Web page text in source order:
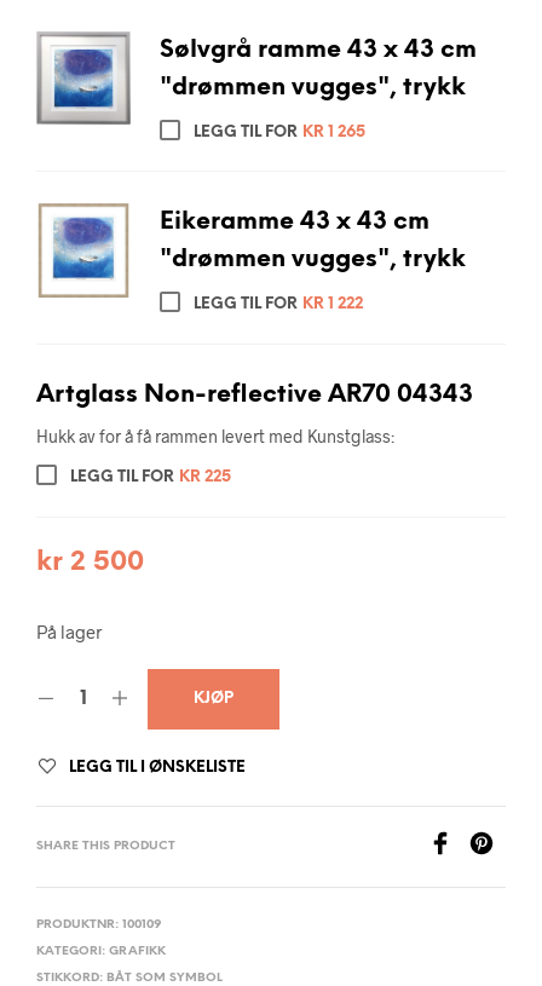
Sølvgrå ramme 43 x 43 cm
"drømmen vugges", trykk
LEGG TIL FOR KR 1 265
Eikeramme 43 x 43 cm
"drømmen vugges", trykk
LEGG TIL FOR KR1 222
Artglass Non-reflective AR70 04343
Hukk av for å få rammen levert med Kunstglass:
LEGG TIL FOR KR 225
kr 2 500
På lager
KJØP
LEGG TIL I ØNSKELISTE
SHARE THIS PRODUCT
PRODUKTNR: 100109
KATEGORI: GRAFIKK
STIKKORD: BÅT SOM SYMBOL